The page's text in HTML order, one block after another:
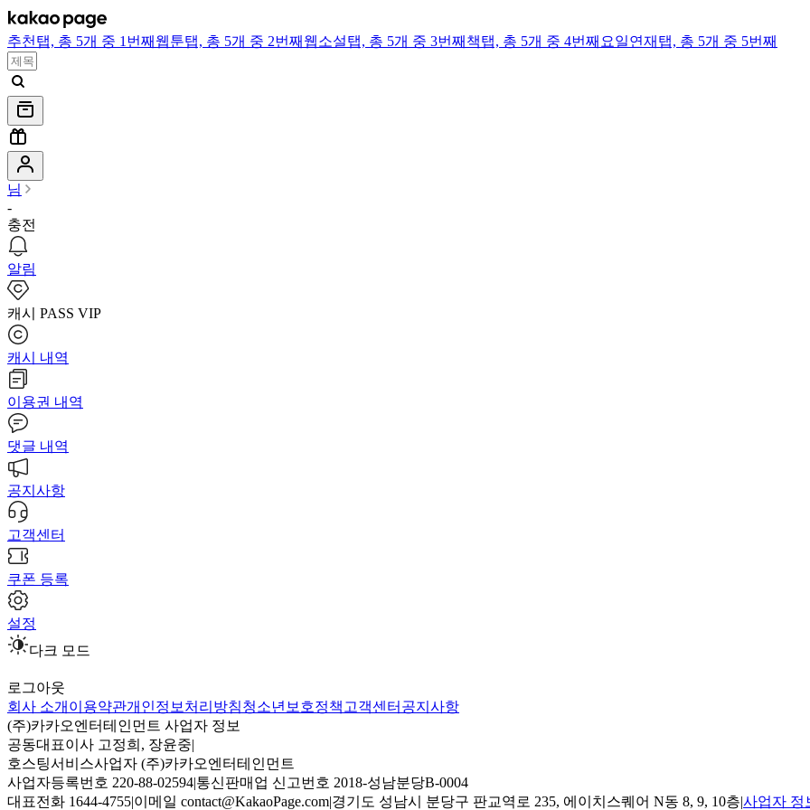
추천 탭, 총 5개 중 1번째 웹툰탭, 총 5개 중 2번째 웹소설탭, 총 5개 중 3번째 책탭, 총 5개 중 4번째 요일연재 탭, 총 5개 중 5번째
님
-
충전
알림
캐시 PASS VIP
캐시 내역
이용권 내역
댓글 내역
공지사항
고객센터
쿠폰 등록
설정
다크 모드
로그아웃
회사 소개 이용약관개인정보처리방침청소년보호정책 고객센터 공지사항
(주)카카오엔터테인먼트 사업자 정보
공동대표이사 고정희, 장윤중|
호스팅서비스사업자 (주)카카오엔터테인먼트
사업자등록번호 220-88-02594|통신판매업 신고번호 2018-성남분당B-0004
대표전화 1644-4755|이메일 contact@KakaoPage.com|경기도 성남시 분당구 판교역로 235, 에이치스퀘어 N동 8, 9, 10층|사업자 정